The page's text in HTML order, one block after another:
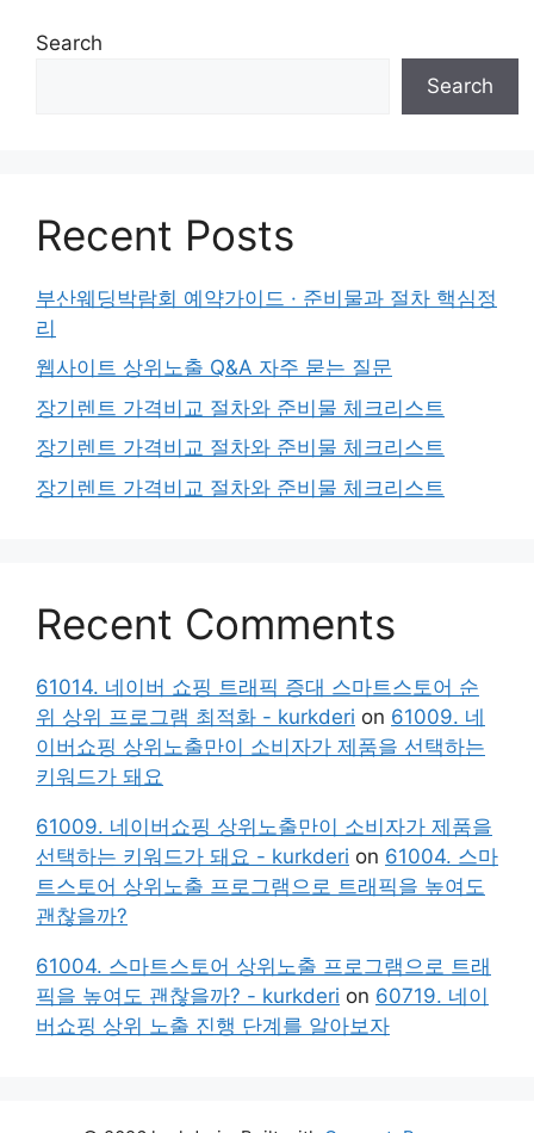
Search
Search
Recent Posts
부산웨딩박람회 예약가이드 · 준비물과 절차 핵심정
리
웹사이트 상위노출 Q&A 자주 묻는 질문
장기렌트 가격비교 절차와 준비물 체크리스트
장기렌트 가격비교 절차와 준비물 체크리스트
장기렌트 가격비교 절차와 준비물 체크리스트
Recent Comments
61014. 네이버 쇼핑 트래픽 증대 스마트스토어 순
위 상위 프로그램 최적화 - kurkderi on 61009. 네
이버쇼핑 상위노출만이 소비자가 제품을 선택하는
키워드가 돼요
61009. 네이버쇼핑 상위노출만이 소비자가 제품을
선택하는 키워드가 돼요 - kurkderi on 61004. 스마
트스토어 상위노출 프로그램으로 트래픽을 높여도
괜찮을까?
61004. 스마트스토어 상위노출 프로그램으로 트래
픽을 높여도 괜찮을까? - kurkderi on 60719. 네이
버쇼핑 상위 노출 진행 단계를 알아보자